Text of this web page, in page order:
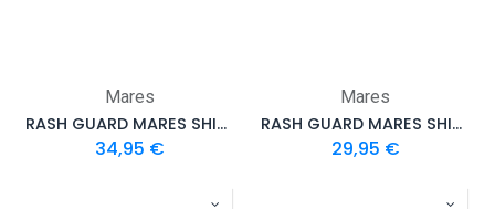
Mares
RASH GUARD MARES SHIELD MANCHES COURTES FILLE ENFANT
34,95 €
Mares
RASH GUARD MARES SHIELD MANCHES COURTES FILLE ENFANT KIDS
29,95 €